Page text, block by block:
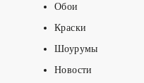
Обои
Краски
Шоурумы
Новости